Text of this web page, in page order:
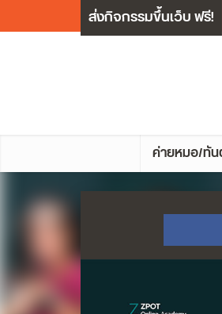
ส่งกิจกรรมขึ้นเว็บ ฟรี!
ค่ายหมอ/ทั